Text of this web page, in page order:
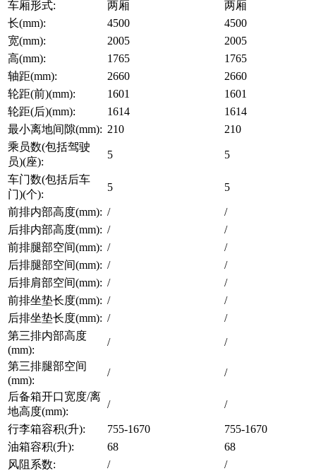
车厢形式:
两厢
两厢
长(mm):
4500
4500
宽(mm):
2005
2005
高(mm):
1765
1765
轴距(mm):
2660
2660
轮距(前)(mm):
1601
1601
轮距(后)(mm):
1614
1614
最小离地间隙(mm): 210
210
乘员数(包括驾驶
员)(座):
5 5
车门数(包括后车
门)(个):
5 5
前排内部高度(mm): /
/
后排内部高度(mm): /
/
前排腿部空间(mm): /
/
后排腿部空间(mm): /
/
后排肩部空间(mm): /
/
前排坐垫长度(mm): /
/
后排坐垫长度(mm): /
/
第三排内部高度
(mm):
/
/
第三排腿部空间
(mm):
/
/
后备箱开口宽度/离
地高度(mm):
/ /
行李箱容积(升): 755-1670
755-1670
油箱容积(升):
68
68
风阻系数:
/
/